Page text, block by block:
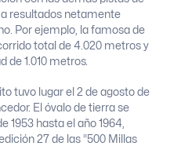
resultados netamente
Por ejemplo, la famosa de
total de 4.020 metros y
de 1.010 metros
tuvo lugar el 2 de agosto de
El óvalo de tierra se
1953 hasta el año 1964,
27 de las “500 Millas